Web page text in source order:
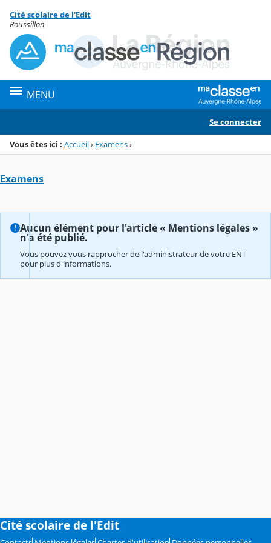
Menu de la rubrique
Contenu
Cité scolaire de l'Edit
Roussillon
MENU
Se connecter
Vous êtes ici : Accueil› Examens›
Examens
Aucun élément pour l'article « Mentions légales »
n'a été publié.
Vous pouvez vous rapprocher de l'administrateur de votre ENT
pour plus d'informations.
Cité scolaire de l'Edit